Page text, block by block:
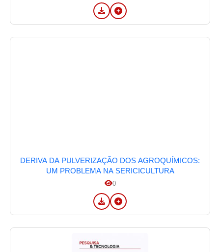
DERIVA DA PULVERIZAÇÃO DOS AGROQUÍMICOS:
UM PROBLEMA NA SERICICULTURA
0